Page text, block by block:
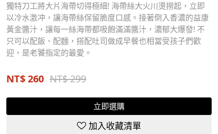
獨特刀工將大片海帶切得極細! 海帶絲大火川燙撈起，立即
以冷水激冲，讓海帶絲保留脆度口感。接著倒入香濃的益康
黃金醬汁，讓每一絲海帶都吸飽滿滿醬汁，濃郁大爆發! 不
只可以配飯、配麵，搭配吐司做成早餐也相當受孩子們歡
迎，是老饕指定的最愛。
NT$260 NT$ 299
立即選購
加入收藏清單